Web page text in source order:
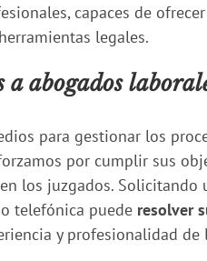
capaces de
legales.
abogados
para gestionar los
por cumplir sus
los juzgados. Solicitando
telefónica puede resolver
y profesionalidad de